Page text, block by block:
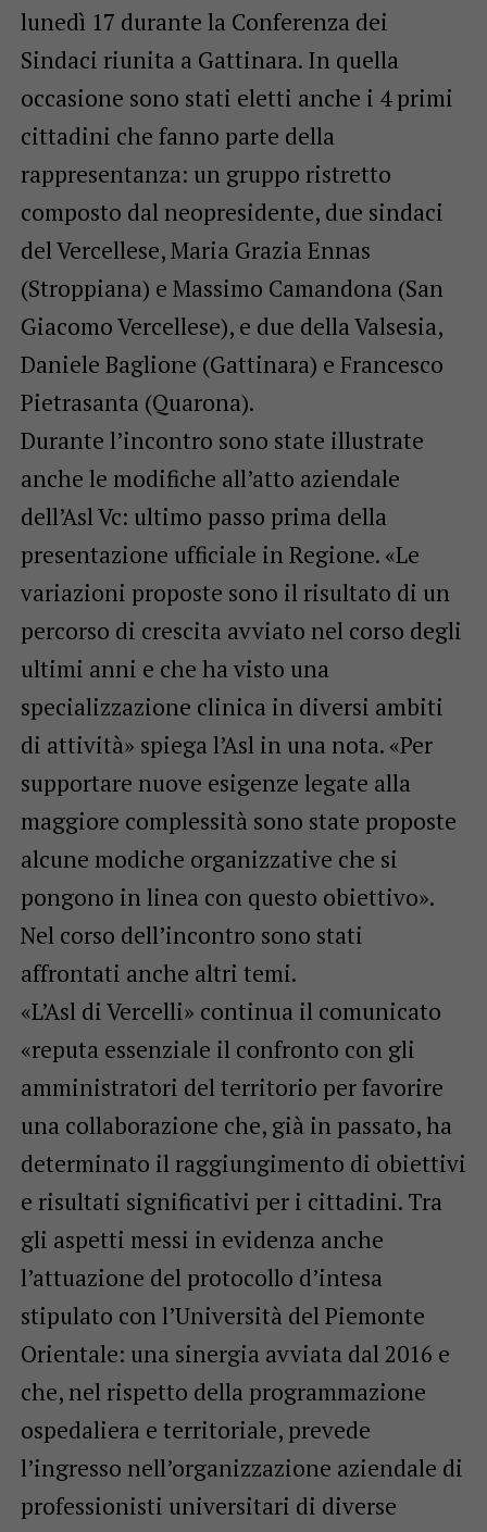
lunedì 17 durante la Conferenza dei
Sindaci riunita a Gattinara. In quella
occasione sono stati eletti anche i 4 primi
cittadini che fanno parte della
rappresentanza: un gruppo ristretto
composto dal neopresidente, due sindaci
del Vercellese, Maria Grazia Ennas
(Stroppiana) e Massimo Camandona (San
Giacomo Vercellese), e due della Valsesia,
Daniele Baglione (Gattinara) e Francesco
Pietrasanta (Quarona).
Durante l’incontro sono state illustrate
anche le modifiche all’atto aziendale
dell’Asl Vc: ultimo passo prima della
presentazione ufficiale in Regione. «Le
variazioni proposte sono il risultato di un
percorso di crescita avviato nel corso degli
ultimi anni e che ha visto una
specializzazione clinica in diversi ambiti
di attività» spiega l’Asl in una nota. «Per
supportare nuove esigenze legate alla
maggiore complessità sono state proposte
alcune modiche organizzative che si
pongono in linea con questo obiettivo».
Nel corso dell’incontro sono stati
affrontati anche altri temi.
«L’Asl di Vercelli» continua il comunicato
«reputa essenziale il confronto con gli
amministratori del territorio per favorire
una collaborazione che, già in passato, ha
determinato il raggiungimento di obiettivi
e risultati significativi per i cittadini. Tra
gli aspetti messi in evidenza anche
l’attuazione del protocollo d’intesa
stipulato con l’Università del Piemonte
Orientale: una sinergia avviata dal 2016 e
che, nel rispetto della programmazione
ospedaliera e territoriale, prevede
l’ingresso nell’organizzazione aziendale di
professionisti universitari di diverse